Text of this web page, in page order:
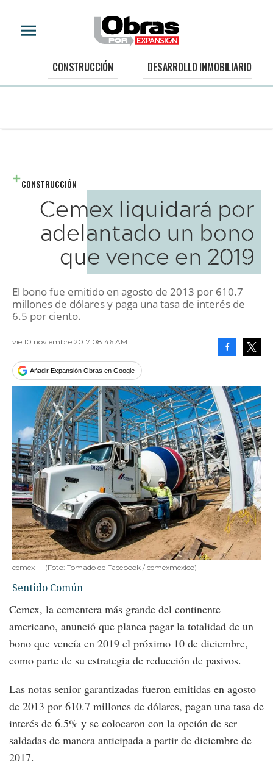
CONSTRUCCIÓN DESARROLLO INMOBILIARIO
CONSTRUCCIÓN
Cemex liquidará por
adelantado un bono
que vence en 2019
El bono fue emitido en agosto de 2013 por 610.7
millones de dólares y paga una tasa de interés de
6.5 por ciento.
vie 10 noviembre 2017 08:46 AM
Añadir Expansión Obras en Google
cemex - (Foto: Tomado de Facebook / cemexmexico)
Sentido Común
Cemex, la cementera más grande del continente
americano, anunció que planea pagar la totalidad de un
bono que vencía en 2019 el próximo 10 de diciembre,
como parte de su estrategia de reducción de pasivos.
Las notas senior garantizadas fueron emitidas en agosto
de 2013 por 610.7 millones de dólares, pagan una tasa de
interés de 6.5% y se colocaron con la opción de ser
saldadas de manera anticipada a partir de diciembre de
2017.